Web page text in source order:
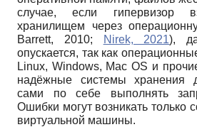
случае, если гипервизор
хранилищем через
Barrett, 2010;
Nirek, 2021),
опускается, так как
Linux, Windows, Mac OS и
надёжные системы хранения
сами по себе выполнять
Ошибки могут возникать только
виртуальной машины.